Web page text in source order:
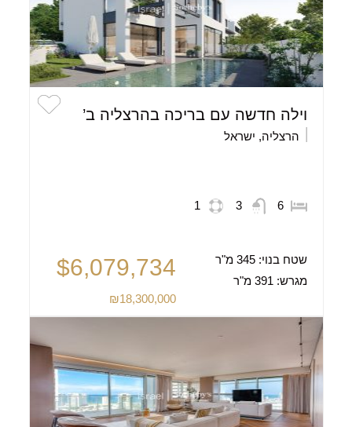
וילה חדשה עם בריכה בהרצליה ב’
הרצליה, ישראל
6
3
1
שטח בנוי:345 מ"ר
מגרש: 391 מ"ר
$6,079,734
₪18,300,000